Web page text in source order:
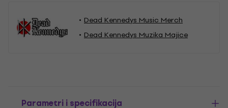
Dead Kennedys Music Merch
Dead Kennedys Muzika Majice
Parametri i specifikacija